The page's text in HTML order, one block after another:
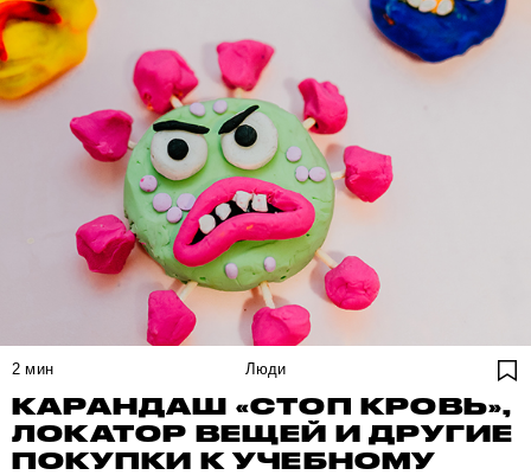
2 мин Люди
КАРАНДАШ «СТОП КРОВЬ»,
ЛОКАТОР ВЕЩЕЙ И ДРУГИЕ
ПОКУПКИ К УЧЕБНОМУ